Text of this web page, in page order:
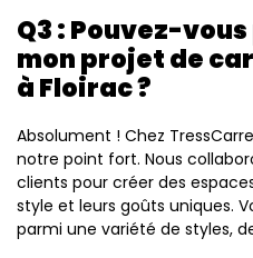
Q3 : Pouvez-
mon projet de
à Floirac ?
Absolument ! Chez
notre point fort. Nous
clients pour créer des
style et leurs goûts uniques.
parmi une variété de styles,